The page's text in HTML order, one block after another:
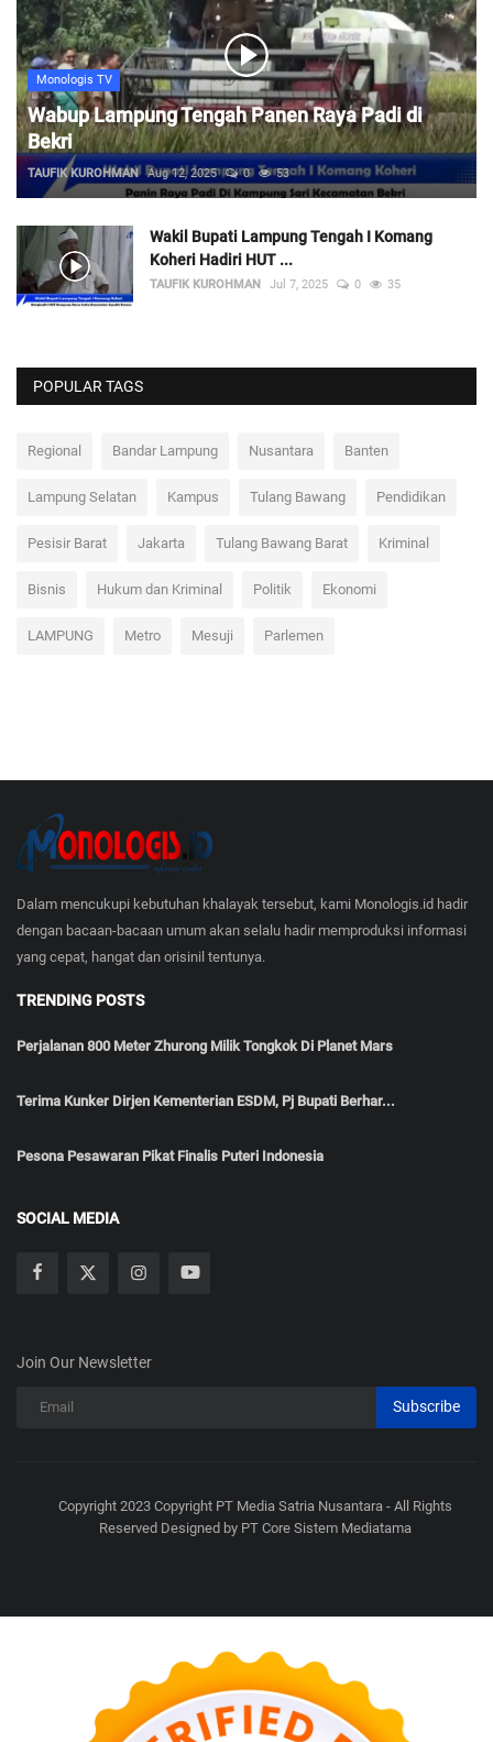
Monologis TV
Wabup Lampung Tengah Panen Raya Padi di
Bekri
TAUFIK KUROHMAN Aug 12, 2025 0 53
Wakil Bupati Lampung Tengah I Komang
Koheri Hadiri HUT ...
TAUFIK KUROHMAN Jul 7, 2025 0 35
POPULAR TAGS
Regional Bandar Lampung Nusantara Banten
Lampung Selatan Kampus Tulang Bawang Pendidikan
Pesisir Barat Jakarta Tulang Bawang Barat Kriminal
Bisnis Hukum dan Kriminal Politik Ekonomi
LAMPUNG Metro Mesuji Parlemen
Dalam mencukupi kebutuhan khalayak tersebut, kami Monologis.id hadir
dengan bacaan-bacaan umum akan selalu hadir memproduksi informasi
yang cepat, hangat dan orisinil tentunya.
TRENDING POSTS
Perjalanan 800 Meter Zhurong Milik Tongkok Di Planet Mars
Terima Kunker Dirjen Kementerian ESDM, Pj Bupati Berhar...
Pesona Pesawaran Pikat Finalis Puteri Indonesia
SOCIAL MEDIA
Join Our Newsletter
Subscribe
Copyright 2023 Copyright PT Media Satria Nusantara - All Rights
Reserved Designed by PT Core Sistem Mediatama